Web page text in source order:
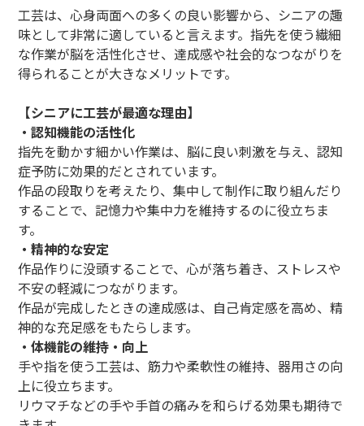
工芸は、心身両面への多くの良い影響から、シニアの趣
味として非常に適していると言えます。指先を使う繊細
な作業が脳を活性化させ、達成感や社会的なつながりを
得られることが大きなメリットです。
【シニアに工芸が最適な理由】
・認知機能の活性化
指先を動かす細かい作業は、脳に良い刺激を与え、認知
症予防に効果的だとされています。
作品の段取りを考えたり、集中して制作に取り組んだり
することで、記憶力や集中力を維持するのに役立ちま
す。
・精神的な安定
作品作りに没頭することで、心が落ち着き、ストレスや
不安の軽減につながります。
作品が完成したときの達成感は、自己肯定感を高め、精
神的な充足感をもたらします。
・体機能の維持・向上
手や指を使う工芸は、筋力や柔軟性の維持、器用さの向
上に役立ちます。
リウマチなどの手や手首の痛みを和らげる効果も期待で